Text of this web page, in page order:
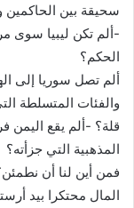
سحيقة بين
-ألم تكن ليبيا سوى
الحكم؟
ألم تصل سوريا إلى
والفئات المتسلطة
قلة؟ -ألم يقع اليمن
المذهبية التي جزأته؟
فمن أين لنا أن
المال محتكرا بيد